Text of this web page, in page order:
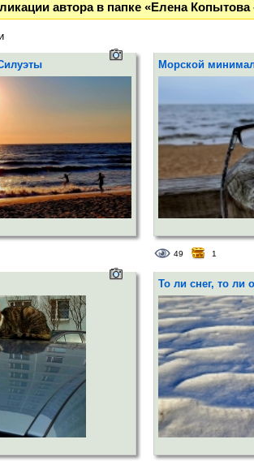
автора в папке «Елена Копытова
Морской
49 1
То ли снег, то ли